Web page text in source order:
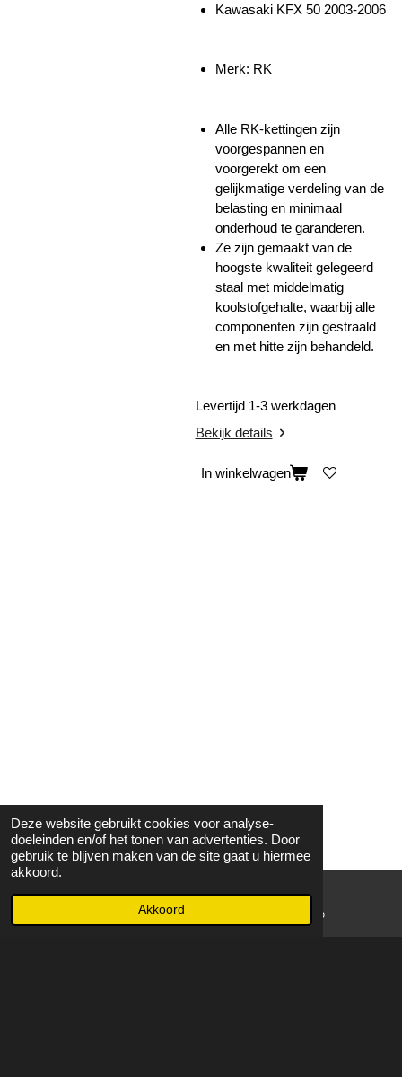
Deze website gebruikt cookies voor analyse-
doeleinden en/of het tonen van advertenties. Door
gebruik te blijven maken van de site gaat u hiermee
akkoord.
Akkoord
Kawasaki KFX 50 2003-2006
Merk: RK
Alle RK-kettingen zijn
voorgespannen en
voorgerekt om een ​​
gelijkmatige verdeling van de
belasting en minimaal
onderhoud te garanderen.
Ze zijn gemaakt van de
hoogste kwaliteit gelegeerd
staal met middelmatig
koolstofgehalte, waarbij alle
componenten zijn gestraald
en met hitte zijn behandeld.
Levertijd 1-3 werkdagen
Bekijk details
In winkelwagen
WhatsApp